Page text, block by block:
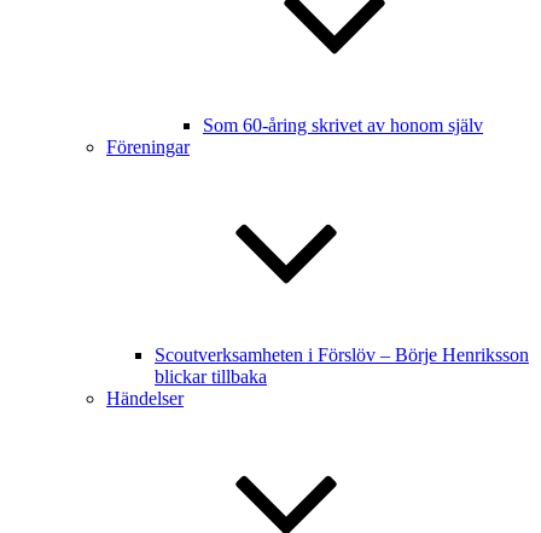
Som 60-åring skrivet av honom själv
Föreningar
Scoutverksamheten i Förslöv – Börje Henriksson
blickar tillbaka
Händelser